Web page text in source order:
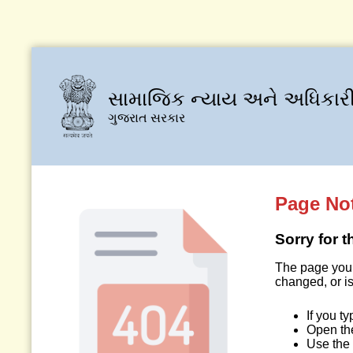
સામાજિક ન્યાય અને
ગુજરાત સરકાર
Page
Sorry for
The page
changed, or
If you
Open
Use